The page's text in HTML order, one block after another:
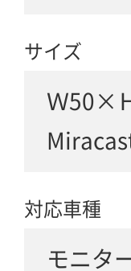
サイズ
Ｗ50×
対応車種
モニタ